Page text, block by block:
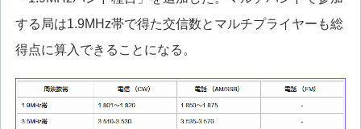
する局は1.9MHz帯で得た交信数とマルチプライヤーも総
得点に算入できることになる。